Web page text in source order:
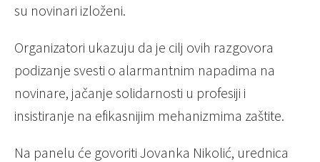
su novinari izloženi.
Organizatori ukazuju da je cilj ovih razgovora
podizanje svesti o alarmantnim napadima na
novinare, jačanje solidarnosti u profesiji i
insistiranje na efikasnijim mehanizmima zaštite.
Na panelu će govoriti Jovanka Nikolić, urednica